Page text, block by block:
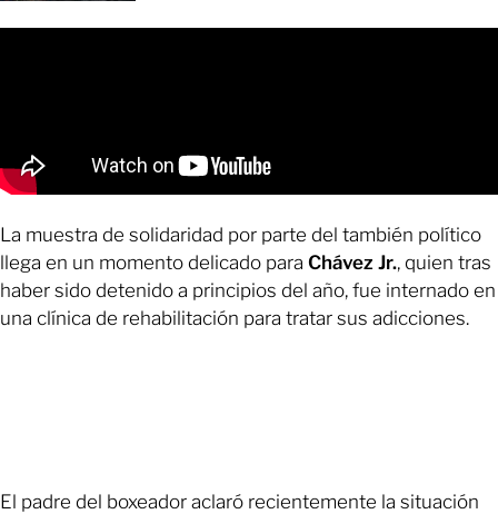
La muestra de solidaridad por parte del también político
llega en un momento delicado para Chávez Jr., quien tras
haber sido detenido a principios del año, fue internado en
una clínica de rehabilitación para tratar sus adicciones.
El padre del boxeador aclaró recientemente la situación